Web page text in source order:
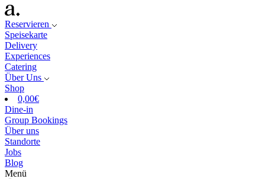
Reservieren
Speisekarte
Delivery
Experiences
Catering
Über Uns
Shop
0,00€
Dine-in
Group Bookings
Über uns
Standorte
Jobs
Blog
Menü